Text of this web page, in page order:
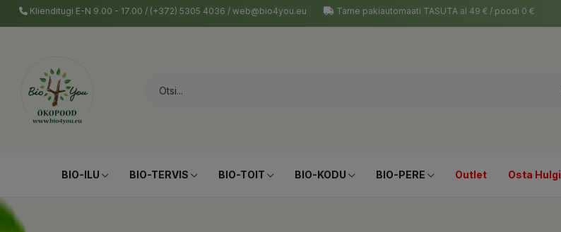
Klienditugi E-N 9.00 - 17.00 / (+372) 5305 4036 / web@bio4you.eu Tarne pakiautomaati TASUTA al 49 € / poodi 0 €
BIO-ILU BIO-TERVIS BIO-TOIT BIO-KODU BIO-PERE Outlet Osta Hulgi